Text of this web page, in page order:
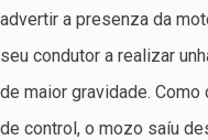
advertir a presenza da
seu condutor a realizar
de maior gravidade.
de control, o mozo saíu